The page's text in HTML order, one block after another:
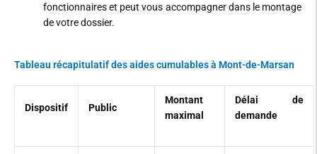
fonctionnaireset peut vous accompagner dans le montage
de votre dossier.
Tableau récapitulatif des aides cumulables à Mont-de-Marsan
Dispositif Public
Montant
maximal
Délai de
demande